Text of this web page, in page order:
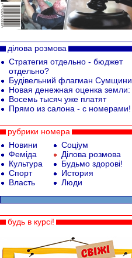
ділова розмова
Стратегия отдельно - бюджет
отдельно?
Будівельний флагман Сумщини
Новая денежная оценка земли:
Восемь тысяч уже платят
Прямо из салона - с номерами!
рубрики номера
Новини
Феміда
Культура
Спорт
Власть
Соціум
Ділова розмова
Будьмо здорові!
История
Люди
будь в курсі!